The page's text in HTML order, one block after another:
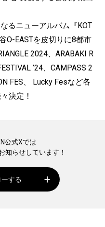
るニューアルバム『KOT
O-EASTを皮切りに8都市
2024、ARABAKI R
’24、CAMPASS 2
FES、 Lucky Fesなど各
決定！
公式Xでは
知らせしています！
する